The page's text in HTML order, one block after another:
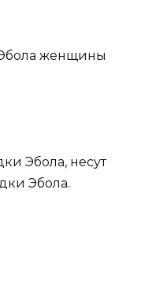
Эбола женщины
Эбола, несут
Эбола.